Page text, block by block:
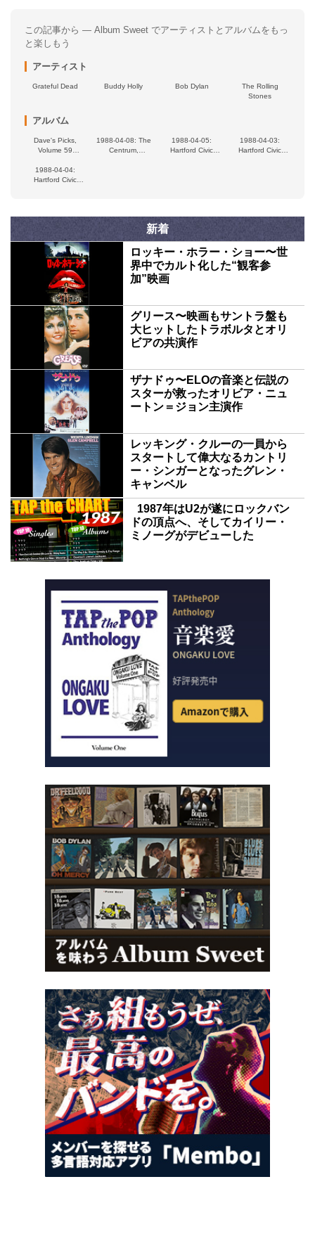
この記事から — Album Sweet でアーティストとアルバムをもっ
と楽しもう
アーティスト
Grateful Dead Buddy Holly Bob Dylan
The Rolling
Stones
アルバム
Dave's Picks,
Volume 59
Boston, MA •
9/26/91)
1988-04-08: The
Centrum,
1988-04-05:
Hartford Civic
1988-04-03:
Hartford Civic
1988-04-04:
Hartford Civic
新着
ロッキー・ホラー・ショー〜世
界中でカルト化した“観客参
加”映画
グリース〜映画もサントラ盤も
大ヒットしたトラボルタとオリ
ビアの共演作
ザナドゥ〜ELOの音楽と伝説の
スターが救ったオリビア・ニュ
ートン＝ジョン主演作
レッキング・クルーの一員から
スタートして偉大なるカントリ
ー・シンガーとなったグレン・
キャンベル
1987年はU2が遂にロックバン
ドの頂点へ、そしてカイリー・
ミノーグがデビューした